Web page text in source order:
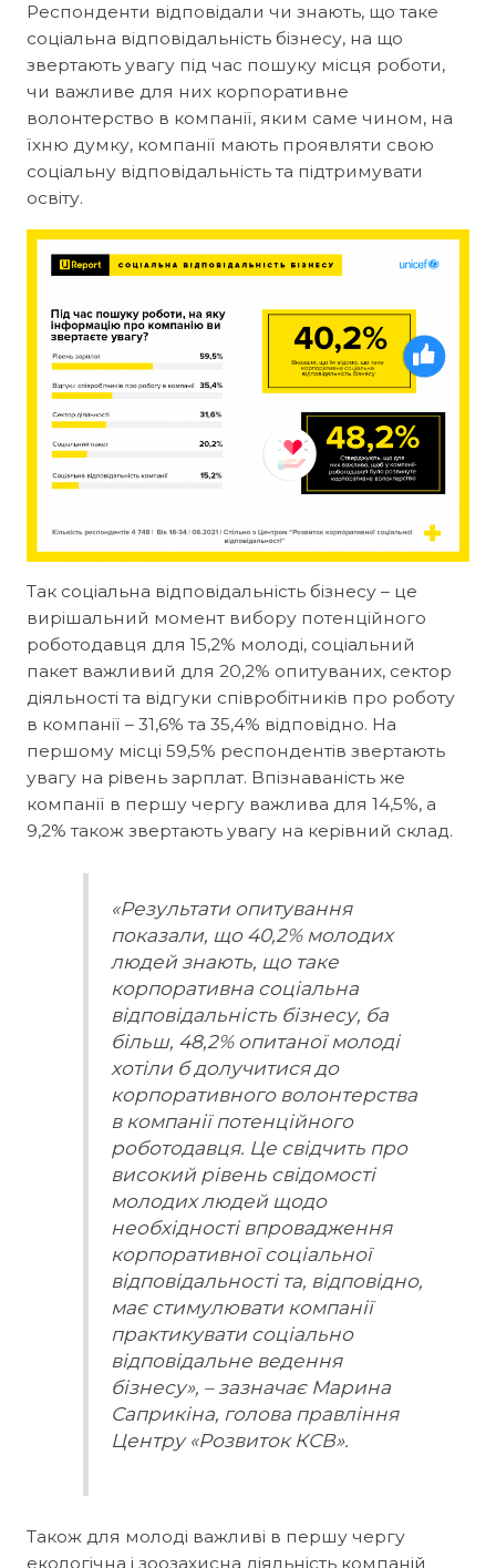
Респонденти відповідали чи знають, що таке
соціальна відповідальність бізнесу, на що
звертають увагу під час пошуку місця роботи,
чи важливе для них корпоративне
волонтерство в компанії, яким саме чином, на
їхню думку, компанії мають проявляти свою
соціальну відповідальність та підтримувати
освіту.
Так соціальна відповідальність бізнесу – це
вирішальний момент вибору потенційного
роботодавця для 15,2% молоді, соціальний
пакет важливий для 20,2% опитуваних, сектор
діяльності та відгуки співробітників про роботу
в компанії – 31,6% та 35,4% відповідно. На
першому місці 59,5% респондентів звертають
увагу на рівень зарплат. Впізнаваність же
компанії в першу чергу важлива для 14,5%, а
9,2% також звертають увагу на керівний склад.
«Результати опитування
показали, що 40,2% молодих
людей знають, що таке
корпоративна соціальна
відповідальність бізнесу, ба
більш, 48,2% опитаної молоді
хотіли б долучитися до
корпоративного волонтерства
в компанії потенційного
роботодавця. Це свідчить про
високий рівень свідомості
молодих людей щодо
необхідності впровадження
корпоративної соціальної
відповідальності та, відповідно,
має стимулювати компанії
практикувати соціально
відповідальне ведення
бізнесу», – зазначає Марина
Саприкіна, голова правління
Центру «Розвиток КСВ».
Також для молоді важливі в першу чергу
екологічна і зоозахисна діяльність компаній